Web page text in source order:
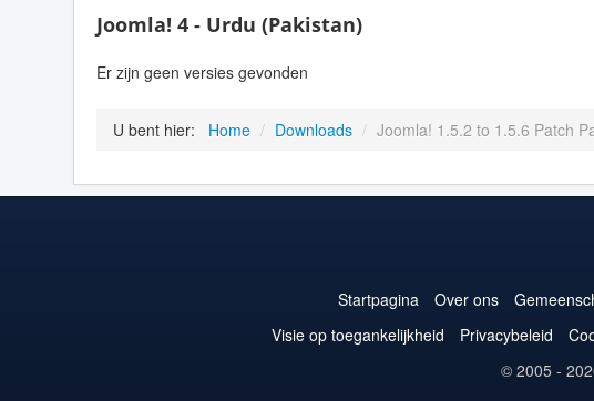
Joomla! 4 - Urdu (Pakistan)
Er zijn geen versies gevonden
U bent hier: Home / Downloads / Joomla! 1.5.2 to 1.5.6 Patch
Startpagina Over ons
Visie op toegankelijkheid
Privacybeleid
© 2005 -